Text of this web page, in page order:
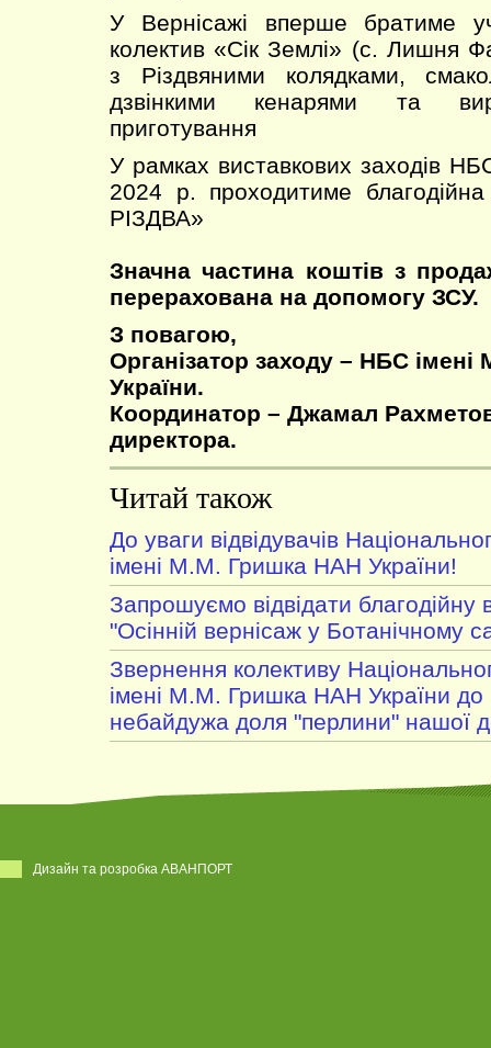
У Вернісажі вперше братиме
колектив «Сік Землі» (с. Лишня
з Різдвяними колядками,
дзвінкими кенарями та
приготування
У рамках виставкових заходів
2024 р. проходитиме
РІЗДВА»
Значна частина коштів з
перерахована на допомогу ЗСУ.
З повагою,
Організатор заходу – НБС
України.
Координатор – Джамал
директора.
Читай також
До уваги відвідувачів
імені М.М. Гришка НАН України!
Запрошуємо відвідати благодійну
"Осінній вернісаж у Ботанічному
Звернення колективу
імені М.М. Гришка НАН України до
небайдужа доля "перлини" нашої
Дизайн та розробка АВАНПОРТ